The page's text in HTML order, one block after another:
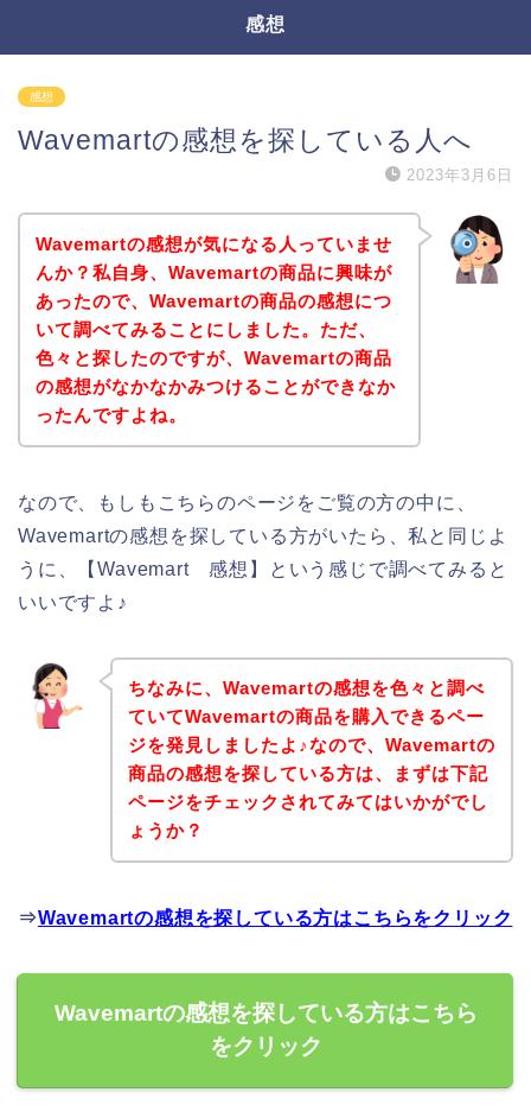
感想
感想
Wavemartの感想を探している人へ
2023年3月6日
Wavemartの感想が気になる人っていませ
んか？私自身、Wavemartの商品に興味が
あったので、Wavemartの商品の感想につ
いて調べてみることにしました。ただ、
色々と探したのですが、Wavemartの商品
の感想がなかなかみつけることができなか
ったんですよね。
なので、もしもこちらのページをご覧の方の中に、
Wavemartの感想を探している方がいたら、私と同じよ
うに、【Wavemart 感想】という感じで調べてみると
いいですよ♪
ちなみに、Wavemartの感想を色々と調べ
ていてWavemartの商品を購入できるペー
ジを発見しましたよ♪なので、Wavemartの
商品の感想を探している方は、まずは下記
ページをチェックされてみてはいかがでし
ょうか？
⇒Wavemartの感想を探している方はこちらをクリック
Wavemartの感想を探している方はこちら
をクリック